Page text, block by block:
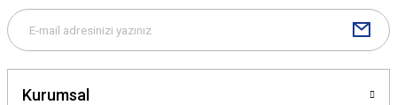
Gönder
Kurumsal